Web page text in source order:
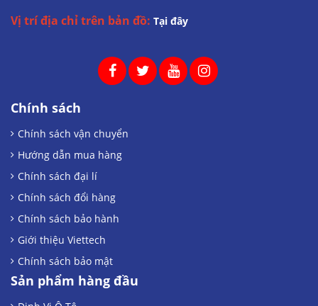
Vị trí địa chỉ trên bản đồ: Tại đây
Chính sách
Chính sách vận chuyển
Hướng dẫn mua hàng
Chính sách đại lí
Chính sách đổi hàng
Chính sách bảo hành
Giới thiệu Viettech
Chính sách bảo mật
Sản phẩm hàng đầu